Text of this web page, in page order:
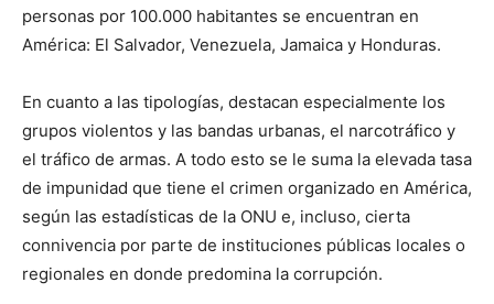
personas por 100.000 habitantes se encuentran en
América: El Salvador, Venezuela, Jamaica y Honduras.
En cuanto a las tipologías, destacan especialmente los
grupos violentos y las bandas urbanas, el narcotráfico y
el tráfico de armas. A todo esto se le suma la elevada tasa
de impunidad que tiene el crimen organizado en América,
según las estadísticas de la ONU e, incluso, cierta
connivencia por parte de instituciones públicas locales o
regionales en donde predomina la corrupción.